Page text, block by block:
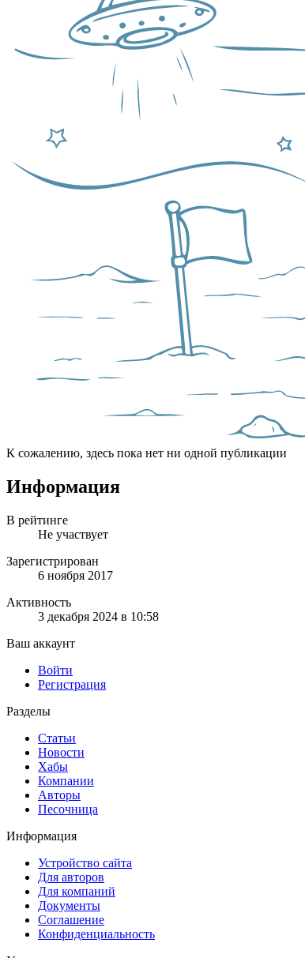
К сожалению, здесь пока нет ни одной публикации
Информация
В рейтинге
Не участвует
Зарегистрирован
6 ноября 2017
Активность
3 декабря 2024 в 10:58
Ваш аккаунт
Войти
Регистрация
Разделы
Статьи
Новости
Хабы
Компании
Авторы
Песочница
Информация
Устройство сайта
Для авторов
Для компаний
Документы
Соглашение
Конфиденциальность